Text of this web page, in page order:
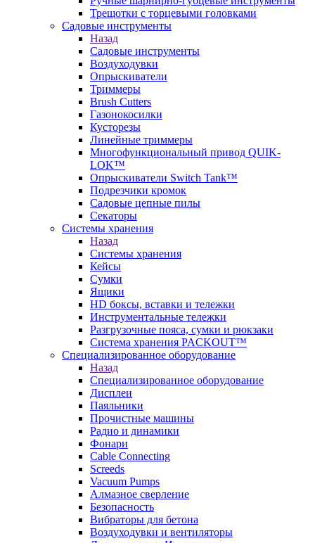
Трещотки с торцевыми головками
Садовые инструменты
Назад
Садовые инструменты
Воздуходувки
Опрыскиватели
Триммеры
Brush Cutters
Газонокосилки
Кусторезы
Линейные триммеры
Многофункциональный привод QUIK-
LOK™
Опрыскиватели Switch Tank™
Подрезчики кромок
Садовые цепные пилы
Секаторы
Системы хранения
Назад
Системы хранения
Кейсы
Сумки
Ящики
HD боксы, вставки и тележки
Инструментальные тележки
Разгрузочные пояса, сумки и рюкзаки
Система хранения PACKOUT™
Специализированное оборудование
Назад
Специализированное оборудование
Дисплеи
Паяльники
Прочистные машины
Радио и динамики
Фонари
Cable Connecting
Screeds
Vacuum Pumps
Алмазное сверление
Безопасность
Вибраторы для бетона
Воздуходувки и вентиляторы